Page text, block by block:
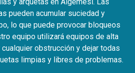
pueden acumular suciedad y
lo que puede provocar bloqueos
equipo utilizará equipos de alta
obstrucción y dejar todas
limpias y libres de problemas.